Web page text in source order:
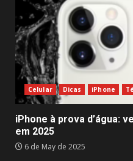
Celular Dicas iPhone
iPhone à prova d’água:
em 2025
6 de May de 2025